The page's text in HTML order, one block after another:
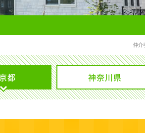
仲介
都 神奈川県